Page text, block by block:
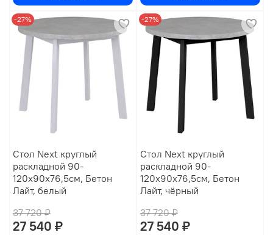
-27%
Стол Next круглый
раскладной 90-
120x90x76,5см, Бетон
Лайт, белый
37 720 ₽
27 540 ₽
-27%
Стол Next круглый
раскладной 90-
120x90x76,5см, Бетон
Лайт, чёрный
37 720 ₽
27 540 ₽